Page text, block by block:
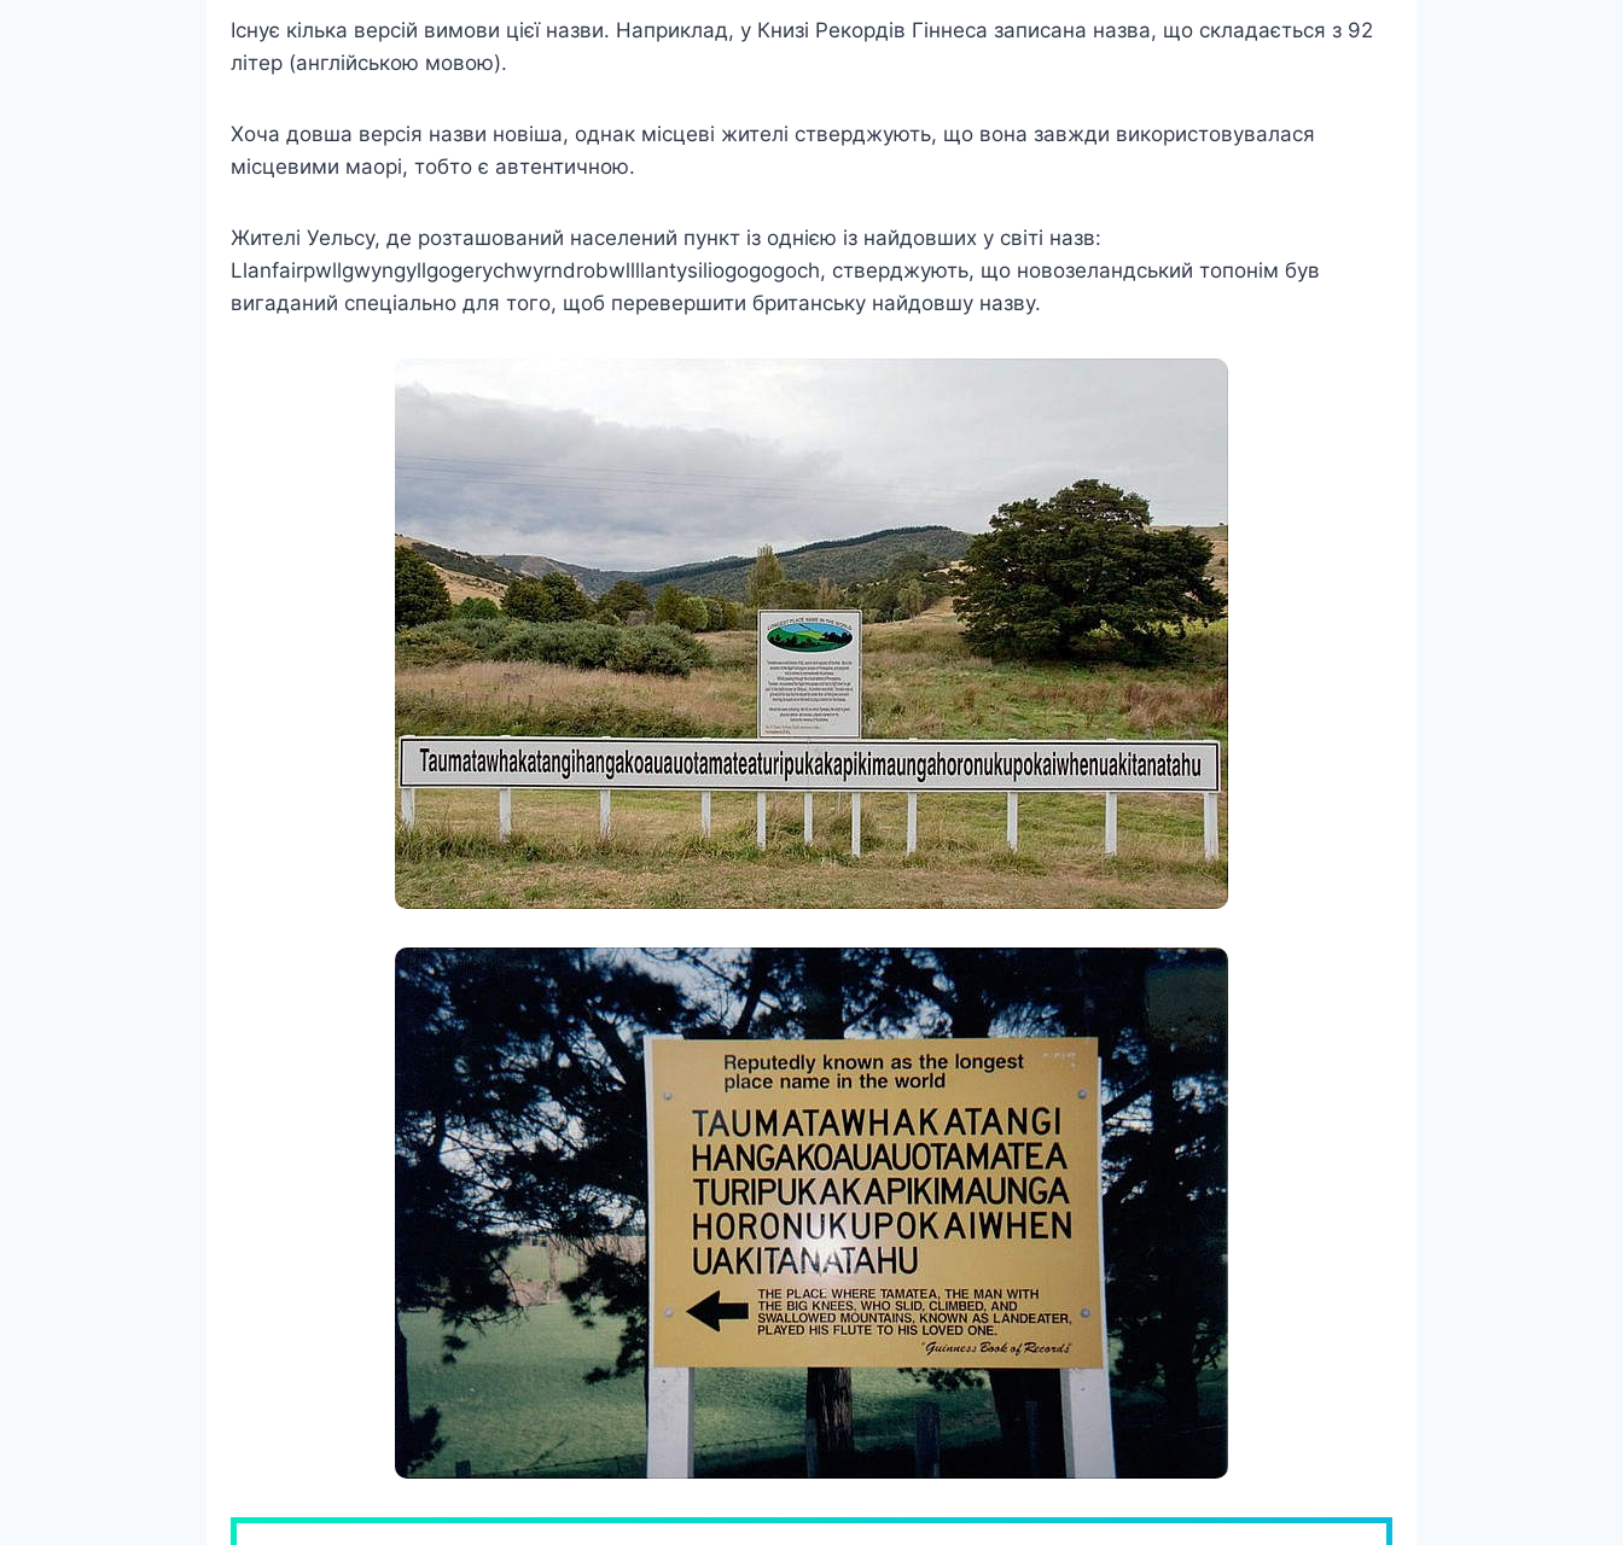
Існує кілька версій вимови цієї назви. Наприклад, у Книзі Рекордів Гіннеса записана назва, що складається з 92
літер (англійською мовою).
Хоча довша версія назви новіша, однак місцеві жителі стверджують, що вона завжди використовувалася
місцевими маорі, тобто є автентичною.
Жителі Уельсу, де розташований населений пункт із однією із найдовших у світі назв:
Llanfairpwllgwyngyllgogerychwyrndrobwllllantysiliogogogoch, стверджують, що новозеландський топонім був
вигаданий спеціально для того, щоб перевершити британську найдовшу назву.